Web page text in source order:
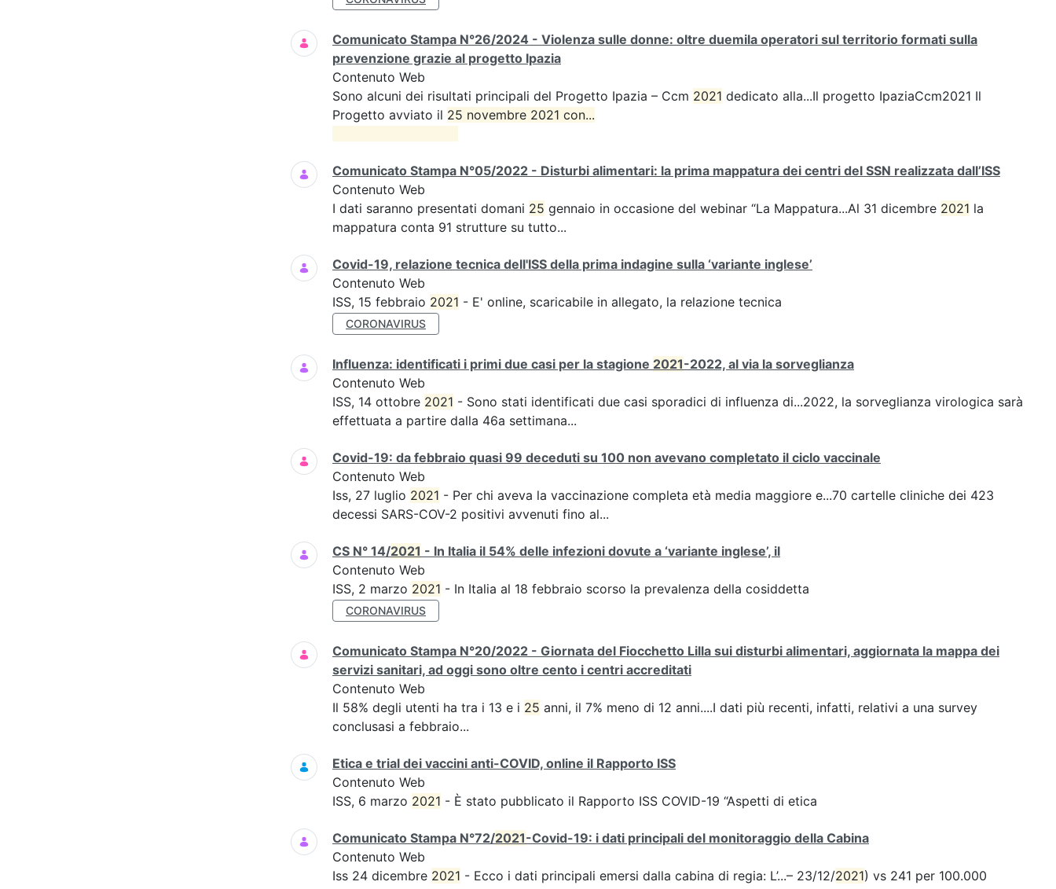
Comunicato Stampa N°26/2024 - Violenza sulle donne: oltre duemila operatori sul territorio formati sulla
prevenzione grazie al progetto Ipazia
Contenuto Web
Sono alcuni dei risultati principali del Progetto Ipazia – Ccm 2021 dedicato alla...Il progetto IpaziaCcm2021 Il
Progetto avviato il 25 novembre 2021 con...
Comunicato Stampa N°05/2022 - Disturbi alimentari: la prima mappatura dei centri del SSN realizzata dall’ISS
Contenuto Web
I dati saranno presentati domani 25 gennaio in occasione del webinar “La Mappatura...Al 31 dicembre 2021 la
mappatura conta 91 strutture su tutto...
Covid-19, relazione tecnica dell'ISS della prima indagine sulla ‘variante inglese’
Contenuto Web
ISS, 15 febbraio 2021 - E' online, scaricabile in allegato, la relazione tecnica
CORONAVIRUS
Influenza: identificati i primi due casi per la stagione 2021-2022, al via la sorveglianza
Contenuto Web
ISS, 14 ottobre 2021 - Sono stati identificati due casi sporadici di influenza di...2022, la sorveglianza virologica sarà
effettuata a partire dalla 46a settimana...
Covid-19: da febbraio quasi 99 deceduti su 100 non avevano completato il ciclo vaccinale
Contenuto Web
Iss, 27 luglio 2021 - Per chi aveva la vaccinazione completa età media maggiore e...70 cartelle cliniche dei 423
decessi SARS-COV-2 positivi avvenuti fino al...
CS N° 14/2021 - In Italia il 54% delle infezioni dovute a ‘variante inglese’, il
Contenuto Web
ISS, 2 marzo 2021 - In Italia al 18 febbraio scorso la prevalenza della cosiddetta
CORONAVIRUS
Comunicato Stampa N°20/2022 - Giornata del Fiocchetto Lilla sui disturbi alimentari, aggiornata la mappa dei
servizi sanitari, ad oggi sono oltre cento i centri accreditati
Contenuto Web
Il 58% degli utenti ha tra i 13 e i 25 anni, il 7% meno di 12 anni....I dati più recenti, infatti, relativi a una survey
conclusasi a febbraio...
Etica e trial dei vaccini anti-COVID, online il Rapporto ISS
Contenuto Web
ISS, 6 marzo 2021 - È stato pubblicato il Rapporto ISS COVID-19 “Aspetti di etica
Comunicato Stampa N°72/2021-Covid-19: i dati principali del monitoraggio della Cabina
Contenuto Web
Iss 24 dicembre 2021 - Ecco i dati principali emersi dalla cabina di regia: L’...– 23/12/2021) vs 241 per 100.000